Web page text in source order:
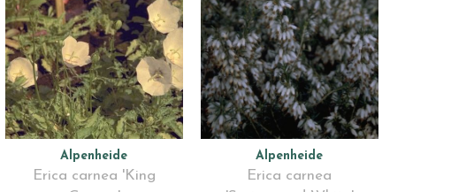
Alpenheide
Erica carnea 'King
Alpenheide
Erica carnea